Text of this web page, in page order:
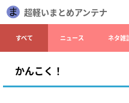
超軽いまとめアンテナ
すべて ニュース ネタ雑
かんこく！